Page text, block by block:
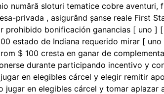
numără sloturi tematice cobre
privada , asigurând șanse reale First
prohibido bonificación ganancias [ uno
estado de Indiana requerido mirar [
$ 100 cresta en ganar de
durante participando incentivo y
en elegibles cárcel y elegir remitir
en elegibles cárcel y tomar aplazar